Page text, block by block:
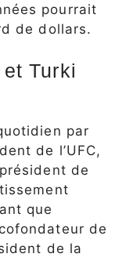
pourrait
de dollars.
Turki
par
de l’UFC,
de
que
de
de la